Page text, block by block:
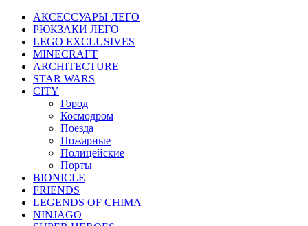
АКСЕССУАРЫ ЛЕГО
РЮКЗАКИ ЛЕГО
LEGO EXCLUSIVES
MINECRAFT
ARCHITECTURE
STAR WARS
CITY
Город
Космодром
Поезда
Пожарные
Полицейские
Порты
BIONICLE
FRIENDS
LEGENDS OF CHIMA
NINJAGO